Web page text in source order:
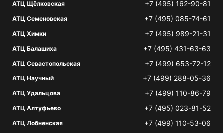
АТЦ Щёлковская +7 (495) 162-90-81
АТЦ Семеновская +7 (495) 085-74-61
АТЦ Химки +7 (495) 989-21-31
АТЦ Балашиха +7 (495) 431-63-63
АТЦ Севастопольская +7 (499) 653-72-12
АТЦ Научный +7 (499) 288-05-36
АТЦ Удальцова +7 (499) 110-86-79
АТЦ Алтуфьево +7 (495) 023-81-52
АТЦ Лобненская +7 (499) 110-53-06